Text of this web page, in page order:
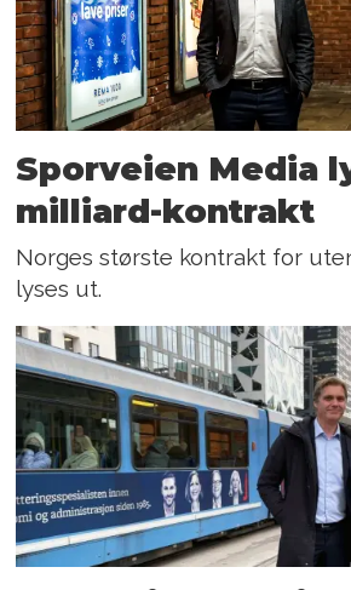
Sporveien Media
milliard-kontrakt
Norges største kontrakt for
lyses ut.